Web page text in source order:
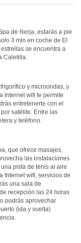
de Nerja, estarás a pie
3 min en coche de El
se encuentra a
Caletilla.
y microondas, y
Internet wifi te permite
entretenerte con el
satélite. Entre las
y teléfono.
que ofrece masajes,
las instalaciones
pista de tenis al aire
Internet wifi, servicios de
una sala de
recepción las 24 horas
podrás aprovechar
(ida y vuelta)